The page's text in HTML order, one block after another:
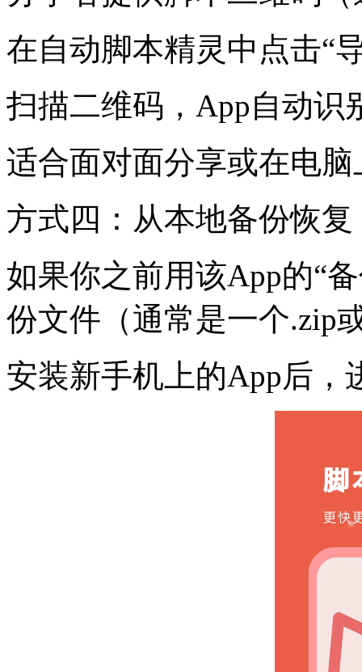
在自动脚本精灵中点击“
扫描二维码，App自动识
适合面对面分享或在电
方式四：从本地备份恢复
如果你之前用该App的“
份文件（通常是一个.zip
安装新手机上的App后，